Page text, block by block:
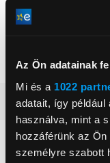
Az Ön adatainak
Mi és a 1022
adatait, így például
használva, mint a
hozzáférünk az
személyre szabott
Magasság
Szélesség
Részletes ismertető